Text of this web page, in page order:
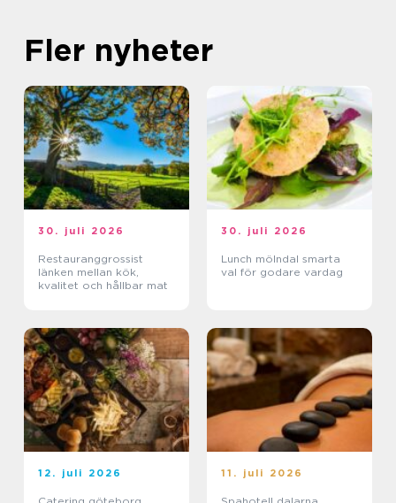
Fler nyheter
30. juli 2026
Restauranggrossist
länken mellan kök,
kvalitet och hållbar mat
30. juli 2026
Lunch mölndal smarta
val för godare vardag
12. juli 2026 11. juli 2026